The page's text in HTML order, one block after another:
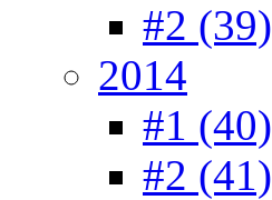
#2 (39)
2014
#1 (40)
#2 (41)